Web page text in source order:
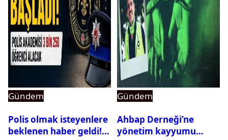
Gündem
Polis olmak isteyenlere
beklenen haber geldi!
Gündem
Ahbap Derneği’ne
yönetim kayyumu